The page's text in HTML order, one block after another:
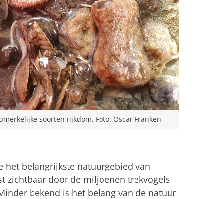
soorten rijkdom. Foto: Oscar Franken
het belangrijkste natuurgebied van
zichtbaar door de miljoenen trekvogels
bekend is het belang van de natuur